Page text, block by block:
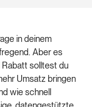
in deinem
Aber es
Rabatt solltest du
Umsatz bringen
wie schnell